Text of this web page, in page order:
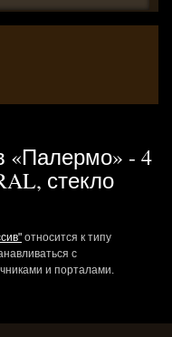
«Палермо» - 4
стекло
относится к типу
с
и порталами.